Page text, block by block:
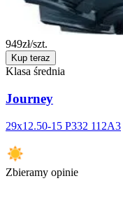
949zł/szt.
Kup teraz
Klasa średnia
Journey
29x12.50-15 P332 112A3
Zbieramy opinie